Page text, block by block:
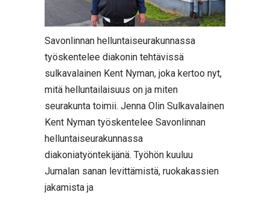
Savonlinnan helluntaiseurakunnassa
työskentelee diakonin tehtävissä
sulkavalainen Kent Nyman, joka kertoo nyt,
mitä helluntailaisuus on ja miten
seurakunta toimii. Jenna Olin Sulkavalainen
Kent Nyman työskentelee Savonlinnan
helluntaiseurakunnassa
diakoniatyöntekijänä. Työhön kuuluu
Jumalan sanan levittämistä, ruokakassien
jakamista ja